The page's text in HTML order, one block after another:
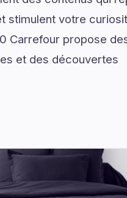
stimulent votre
Carrefour propose
et des découvertes